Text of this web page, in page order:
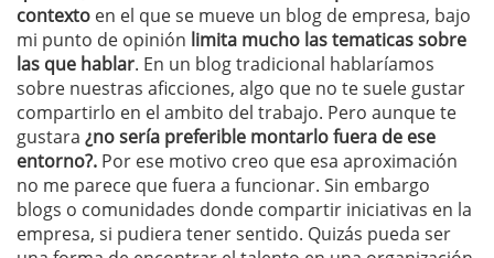
contexto en el que se mueve un blog de empresa, bajo
mi punto de opinión limita mucho las tematicas sobre
las que hablar. En un blog tradicional hablaríamos
sobre nuestras aficciones, algo que no te suele gustar
compartirlo en el ambito del trabajo. Pero aunque te
gustara ¿no sería preferible montarlo fuera de ese
entorno?. Por ese motivo creo que esa aproximación
no me parece que fuera a funcionar. Sin embargo
blogs o comunidades donde compartir iniciativas en la
empresa, si pudiera tener sentido. Quizás pueda ser